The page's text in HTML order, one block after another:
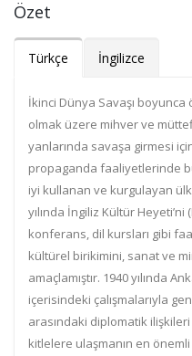
Özet
Türkçe İngilizce
İkinci Dünya Savaşı
olmak üzere mihver ve
yanlarında savaşa girmesi
propaganda faaliyetlerinde
iyi kullanan ve kurgulayan
yılında İngiliz Kültür
konferans, dil kursları gibi
kültürel birikimini, sanat ve
amaçlamıştır. 1940 yılında
içerisindeki çalışmalarıyla
arasındaki diplomatik
kitlelere ulaşmanın en